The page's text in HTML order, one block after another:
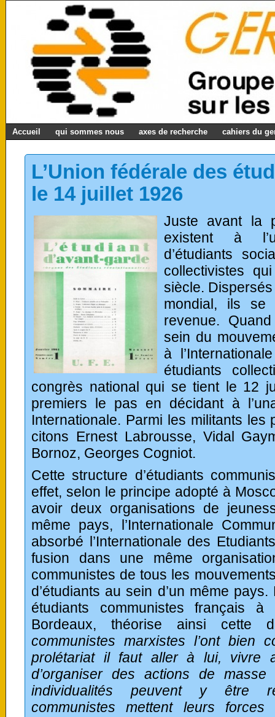
Accueil qui sommes nous axes de recherche cahiers du
L’Union fédérale des
le 14 juillet 1926
Juste avant la
existent à
d’étudiants
collectivistes
siècle.
mondial, ils se
revenue.
sein du
à
étudiants
congrès national qui se tient le 12
premiers le pas en décidant à
Internationale. Parmi les militants les
citons Ernest Labrousse, Vidal
Bornoz, Georges Cogniot.
Cette structure d’étudiants
effet, selon le principe adopté à
avoir deux organisations de
même pays, l’Internationale
absorbé l’Internationale des
fusion dans une même
communistes de tous les
d’étudiants au sein d’un même
étudiants communistes français
Bordeaux, théorise ainsi cette
communistes marxistes l’ont bien
prolétariat il faut aller à lui, vivre
d’organiser des actions de
individualités peuvent y être
communistes mettent leurs